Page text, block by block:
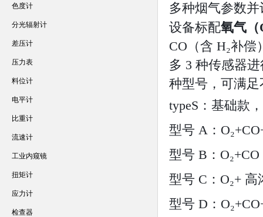
多种烟气参数
设备标配氧气（
CO（含 H₂补偿
多 3 种传感器
种型号，可满
typeS：基础款
型号 A：
型号 B：
型号 C：O₂+
型号 D：
色度计
分光辐射计
差压计
压力表
料位计
电平计
比重计
流速计
工业内窥镜
扭矩计
应力计
检查器